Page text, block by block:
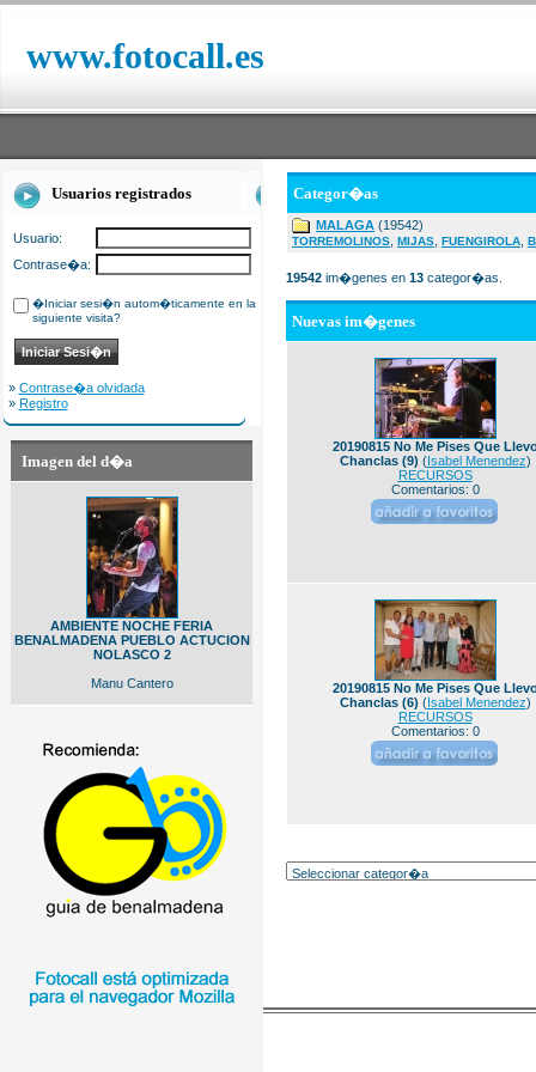
www.fotocall.es
Usuarios registrados
Usuario:
Contrase�a:
�Iniciar sesi�n autom�ticamente en la
siguiente visita?
» Contrase�a olvidada
» Registro
Imagen del d�a
AMBIENTE NOCHE FERIA
BENALMADENA PUEBLO ACTUCION
NOLASCO 2
Manu Cantero
Categor�as
MALAGA (19542)
TORREMOLINOS MIJAS FUENGIROLA
19542 im�genes en 13 categor�as.
Nuevas im�genes
20190815 No Me Pises Que
Chanclas (9) (Isabel Menendez)
RECURSOS
Comentarios: 0
20190815 No Me Pises Que
Chanclas (6) (Isabel Menendez)
RECURSOS
Comentarios: 0